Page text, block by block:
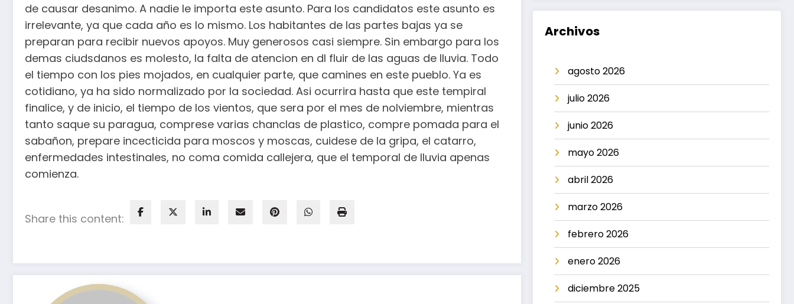
de causar desanimo. A nadie le importa este asunto. Para los candidatos este asunto es
irrelevante, ya que cada año es lo mismo. Los habitantes de las partes bajas ya se
preparan para recibir nuevos apoyos. Muy generosos casi siempre. Sin embargo para los
demas ciudsdanos es molesto, la falta de atencion en dl fluir de las aguas de lluvia. Todo
el tiempo con los pies mojados, en cualquier parte, que camines en este pueblo. Ya es
cotidiano, ya ha sido normalizado por la sociedad. Asi ocurrira hasta que este tempiral
finalice, y de inicio, el tiempo de los vientos, que sera por el mes de nolviembre, mientras
tanto saque su paragua, comprese varias chanclas de plastico, compre pomada para el
sabañon, prepare incecticida para moscos y moscas, cuidese de la gripa, el catarro,
enfermedades intestinales, no coma comida callejera, que el temporal de lluvia apenas
comienza.
Share this content:
Archivos
agosto 2026
julio 2026
junio 2026
mayo 2026
abril 2026
marzo 2026
febrero 2026
enero 2026
diciembre 2025